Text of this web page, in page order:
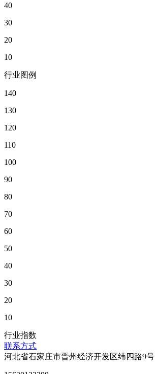
40
30
20
10
行业图例
140
130
120
110
100
90
80
70
60
50
40
30
20
10
行业指数
联系方式
河北省石家庄市晋州经济开发区纬四路9号